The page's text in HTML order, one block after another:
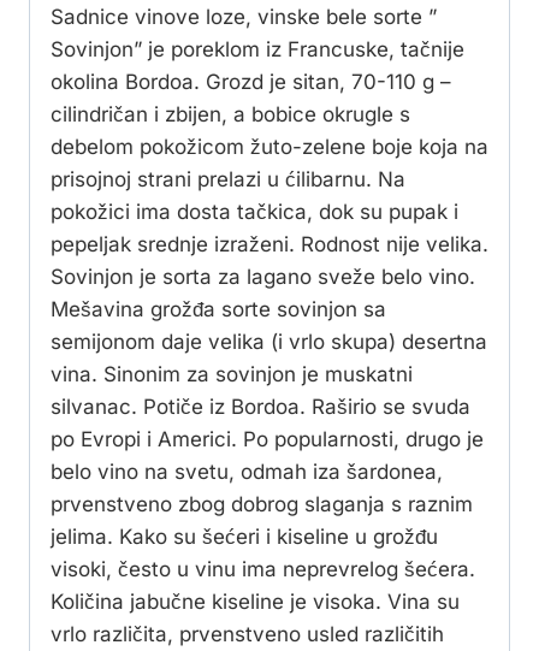
Sadnice vinove loze, vinske bele sorte ”
Sovinjon” je poreklom iz Francuske, tačnije
okolina Bordoa. Grozd je sitan, 70-110 g –
cilindričan i zbijen, a bobice okrugle s
debelom pokožicom žuto-zelene boje koja na
prisojnoj strani prelazi u ćilibarnu. Na
pokožici ima dosta tačkica, dok su pupak i
pepeljak srednje izraženi. Rodnost nije velika.
Sovinjon je sorta za lagano sveže belo vino.
Mešavina grožđa sorte sovinjon sa
semijonom daje velika (i vrlo skupa) desertna
vina. Sinonim za sovinjon je muskatni
silvanac. Potiče iz Bordoa. Raširio se svuda
po Evropi i Americi. Po popularnosti, drugo je
belo vino na svetu, odmah iza šardonea,
prvenstveno zbog dobrog slaganja s raznim
jelima. Kako su šećeri i kiseline u grožđu
visoki, često u vinu ima neprevrelog šećera.
Količina jabučne kiseline je visoka. Vina su
vrlo različita, prvenstveno usled različitih